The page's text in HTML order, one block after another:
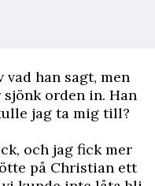
vad han sagt, men
orden in. Han
jag ta mig till?
och jag fick mer
på Christian ett